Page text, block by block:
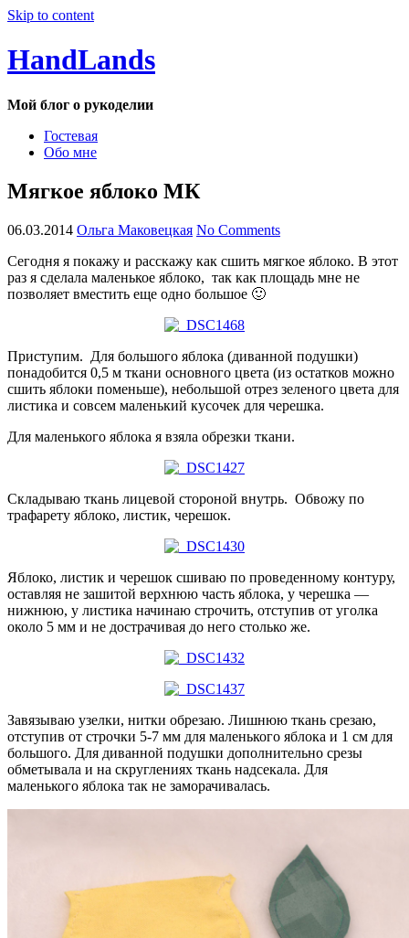
Skip to content
HandLands
Мой блог о рукоделии
Гостевая
Обо мне
Мягкое яблоко МК
06.03.2014 Ольга Маковецкая No Comments
Сегодня я покажу и расскажу как сшить мягкое яблоко. В этот
раз я сделала маленькое яблоко, так как площадь мне не
позволяет вместить еще одно большое 🙂
Приступим. Для большого яблока (диванной подушки)
понадобится 0,5 м ткани основного цвета (из остатков можно
сшить яблоки поменьше), небольшой отрез зеленого цвета для
листика и совсем маленький кусочек для черешка.
Для маленького яблока я взяла обрезки ткани.
Складываю ткань лицевой стороной внутрь. Обвожу по
трафарету яблоко, листик, черешок.
Яблоко, листик и черешок сшиваю по проведенному контуру,
оставляя не зашитой верхнюю часть яблока, у черешка —
нижнюю, у листика начинаю строчить, отступив от уголка
около 5 мм и не дострачивая до него столько же.
Завязываю узелки, нитки обрезаю. Лишнюю ткань срезаю,
отступив от строчки 5-7 мм для маленького яблока и 1 см для
большого. Для диванной подушки дополнительно срезы
обметывала и на скруглениях ткань надсекала. Для
маленького яблока так не заморачивалась.